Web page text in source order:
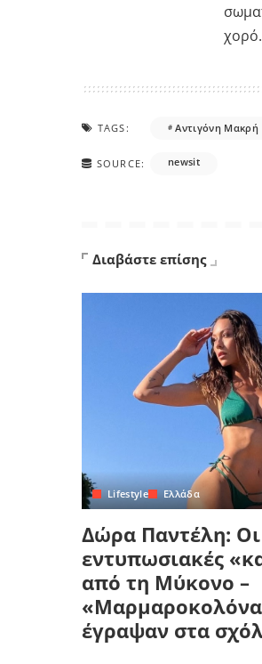
χορό.
TAGS: Αντιγόνη Μακρή
SOURCE: newsit
Διαβάστε επίσης
Lifestyle Ελλάδα
Δώρα Παντέλη: Οι
εντυπωσιακές
από τη Μύκονο –
έγραψαν στα